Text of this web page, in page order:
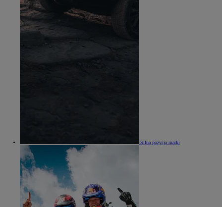
Silna pozycja marki